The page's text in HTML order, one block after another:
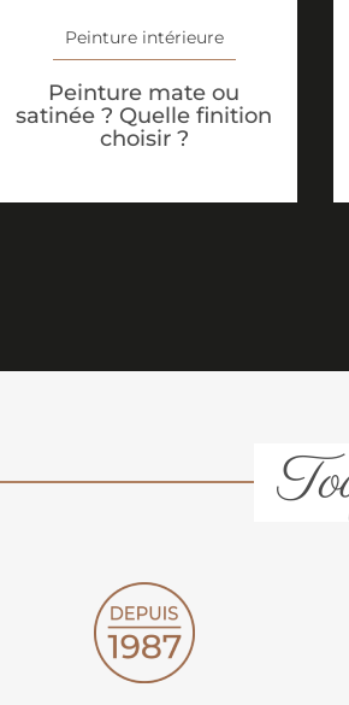
Peinture intérieure
Peinture mate ou
satinée ? Quelle finition
choisir ?